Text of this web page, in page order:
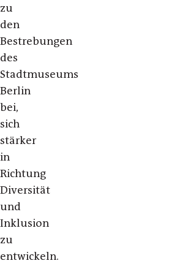
zu
den
Bestrebungen
des
Stadtmuseums
Berlin
bei,
sich
stärker
in
Richtung
Diversität
und
Inklusion
zu
entwickeln.